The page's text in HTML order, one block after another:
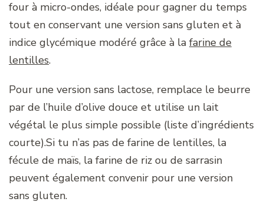
four à micro-ondes, idéale pour gagner du temps
tout en conservant une version sans gluten et à
indice glycémique modéré grâce à la farine de
lentilles.
Pour une version sans lactose, remplace le beurre
par de l’huile d’olive douce et utilise un lait
végétal le plus simple possible (liste d’ingrédients
courte).Si tu n’as pas de farine de lentilles, la
fécule de maïs, la farine de riz ou de sarrasin
peuvent également convenir pour une version
sans gluten.